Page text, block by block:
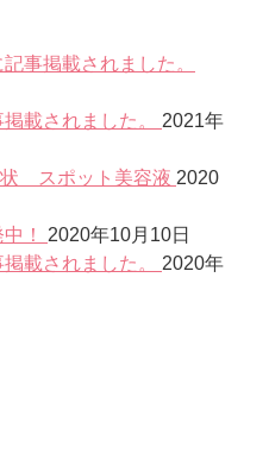
事掲載されました。
掲載されました。 2021年
状 スポット美容液 2020
！ 2020年10月10日
掲載されました。 2020年